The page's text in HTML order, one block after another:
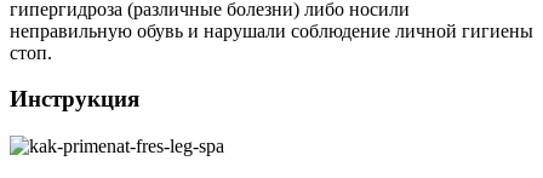
гипергидроза (различные болезни) либо носили
неправильную обувь и нарушали соблюдение личной гигиены
стоп.
Инструкция